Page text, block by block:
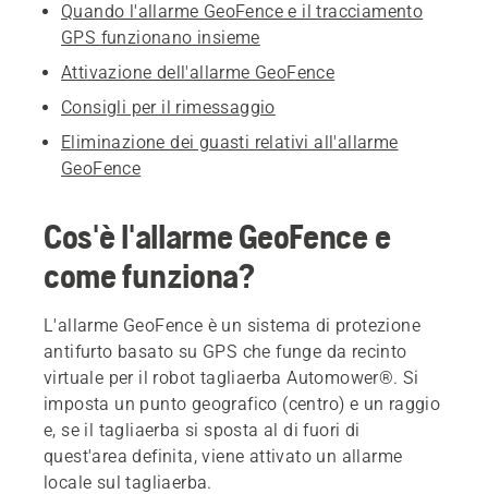
Quando l'allarme GeoFence e il tracciamento
GPS funzionano insieme
Attivazione dell'allarme GeoFence
Consigli per il rimessaggio
Eliminazione dei guasti relativi all'allarme
GeoFence
Cos'è l'allarme GeoFence e
come funziona?
L'allarme GeoFence è un sistema di protezione
antifurto basato su GPS che funge da recinto
virtuale per il robot tagliaerba Automower®. Si
imposta un punto geografico (centro) e un raggio
e, se il tagliaerba si sposta al di fuori di
quest'area definita, viene attivato un allarme
locale sul tagliaerba.